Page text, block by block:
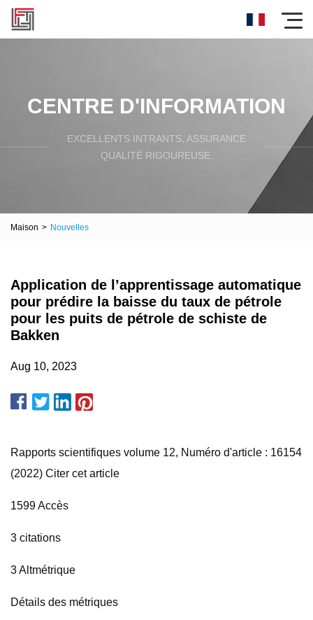
CENTRE D'INFORMATION
EXCELLENTS INTRANTS, ASSURANCE
QUALITÉ RIGOUREUSE.
Maison > Nouvelles
Application de l’apprentissage automatique
pour prédire la baisse du taux de pétrole
pour les puits de pétrole de schiste de
Bakken
Aug 10, 2023
Rapports scientifiques volume 12, Numéro d'article : 16154
(2022) Citer cet article
1599 Accès
3 citations
3 Altmétrique
Détails des métriques